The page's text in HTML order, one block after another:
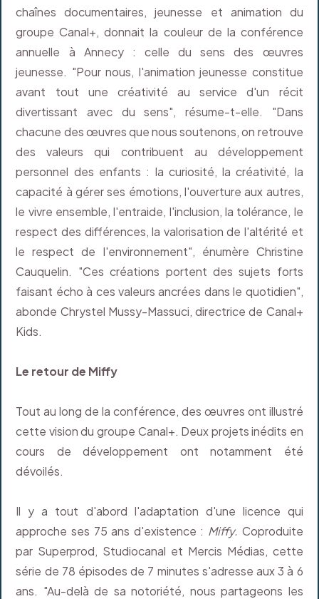
chaînes documentaires, jeunesse et animation du
groupe Canal+, donnait la couleur de la conférence
annuelle à Annecy : celle du sens des œuvres
jeunesse. "Pour nous, l'animation jeunesse constitue
avant tout une créativité au service d'un récit
divertissant avec du sens", résume-t-elle. "Dans
chacune des œuvres que nous soutenons, on retrouve
des valeurs qui contribuent au développement
personnel des enfants : la curiosité, la créativité, la
capacité à gérer ses émotions, l'ouverture aux autres,
le vivre ensemble, l'entraide, l'inclusion, la tolérance, le
respect des différences, la valorisation de l'altérité et
le respect de l'environnement", énumère Christine
Cauquelin. "Ces créations portent des sujets forts
faisant écho à ces valeurs ancrées dans le quotidien",
abonde Chrystel Mussy-Massuci, directrice de Canal+
Kids.
Le retour de Miffy
Tout au long de la conférence, des œuvres ont illustré
cette vision du groupe Canal+. Deux projets inédits en
cours de développement ont notamment été
dévoilés.
Il y a tout d'abord l'adaptation d'une licence qui
approche ses 75 ans d'existence : Miffy. Coproduite
par Superprod, Studiocanal et Mercis Médias, cette
série de 78 épisodes de 7 minutes s'adresse aux 3 à 6
ans. "Au-delà de sa notoriété, nous partageons les